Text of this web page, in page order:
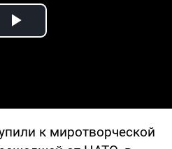
Play Video
к миротворческой